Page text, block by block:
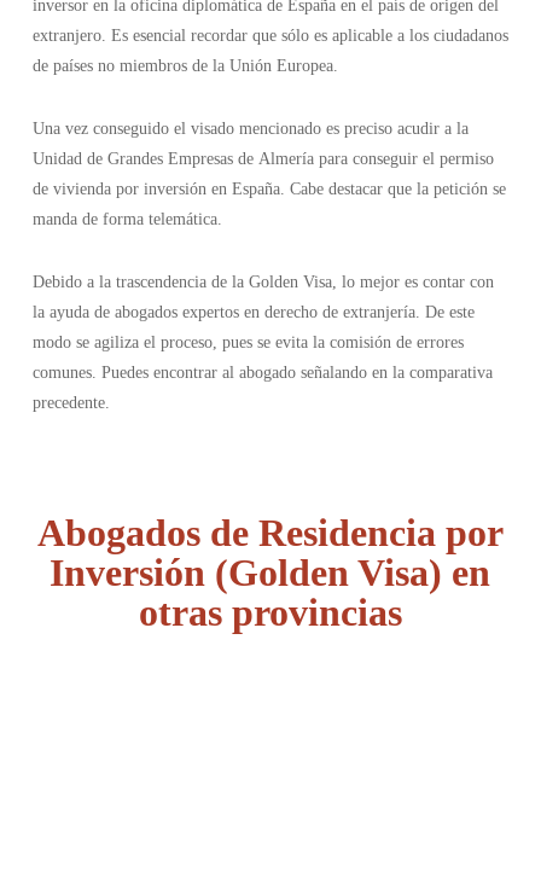
inversor en la oficina diplomática de España en el país de origen del
extranjero. Es esencial recordar que sólo es aplicable a los ciudadanos
de países no miembros de la Unión Europea.
Una vez conseguido el visado mencionado es preciso acudir a la
Unidad de Grandes Empresas de Almería para conseguir el permiso
de vivienda por inversión en España. Cabe destacar que la petición se
manda de forma telemática.
Debido a la trascendencia de la Golden Visa, lo mejor es contar con
la ayuda de abogados expertos en derecho de extranjería. De este
modo se agiliza el proceso, pues se evita la comisión de errores
comunes. Puedes encontrar al abogado señalando en la comparativa
precedente.
Abogados de Residencia por
Inversión (Golden Visa) en
otras provincias